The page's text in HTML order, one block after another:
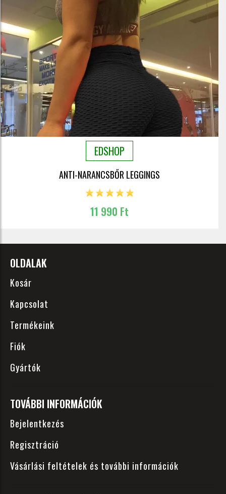
EDSHOP
ANTI-NARANCSBŐR LEGGINGS
11 990 Ft
OLDALAK
Kosár
Kapcsolat
Termékeink
Fiók
Gyártók
TOVÁBBI INFORMÁCIÓK
Bejelentkezés
Regisztráció
Vásárlási feltételek és további információk